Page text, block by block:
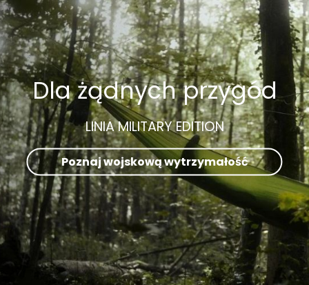
Dla żądnych przygód
LINIA MILITARY EDITION
Poznaj wojskową wytrzymałość